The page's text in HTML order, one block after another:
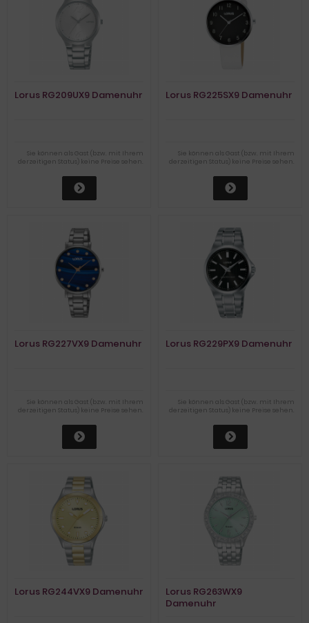
Lorus RG209UX9 Damenuhr
Sie können als Gast (bzw. mit Ihrem
derzeitigen Status) keine Preise sehen.
Lorus RG225SX9 Damenuhr
Sie können als Gast (bzw. mit Ihrem
derzeitigen Status) keine Preise sehen.
Lorus RG227VX9 Damenuhr
Sie können als Gast (bzw. mit Ihrem
derzeitigen Status) keine Preise sehen.
Lorus RG229PX9 Damenuhr
Sie können als Gast (bzw. mit Ihrem
derzeitigen Status) keine Preise sehen.
Lorus RG244VX9 Damenuhr
Lorus RG263WX9
Damenuhr